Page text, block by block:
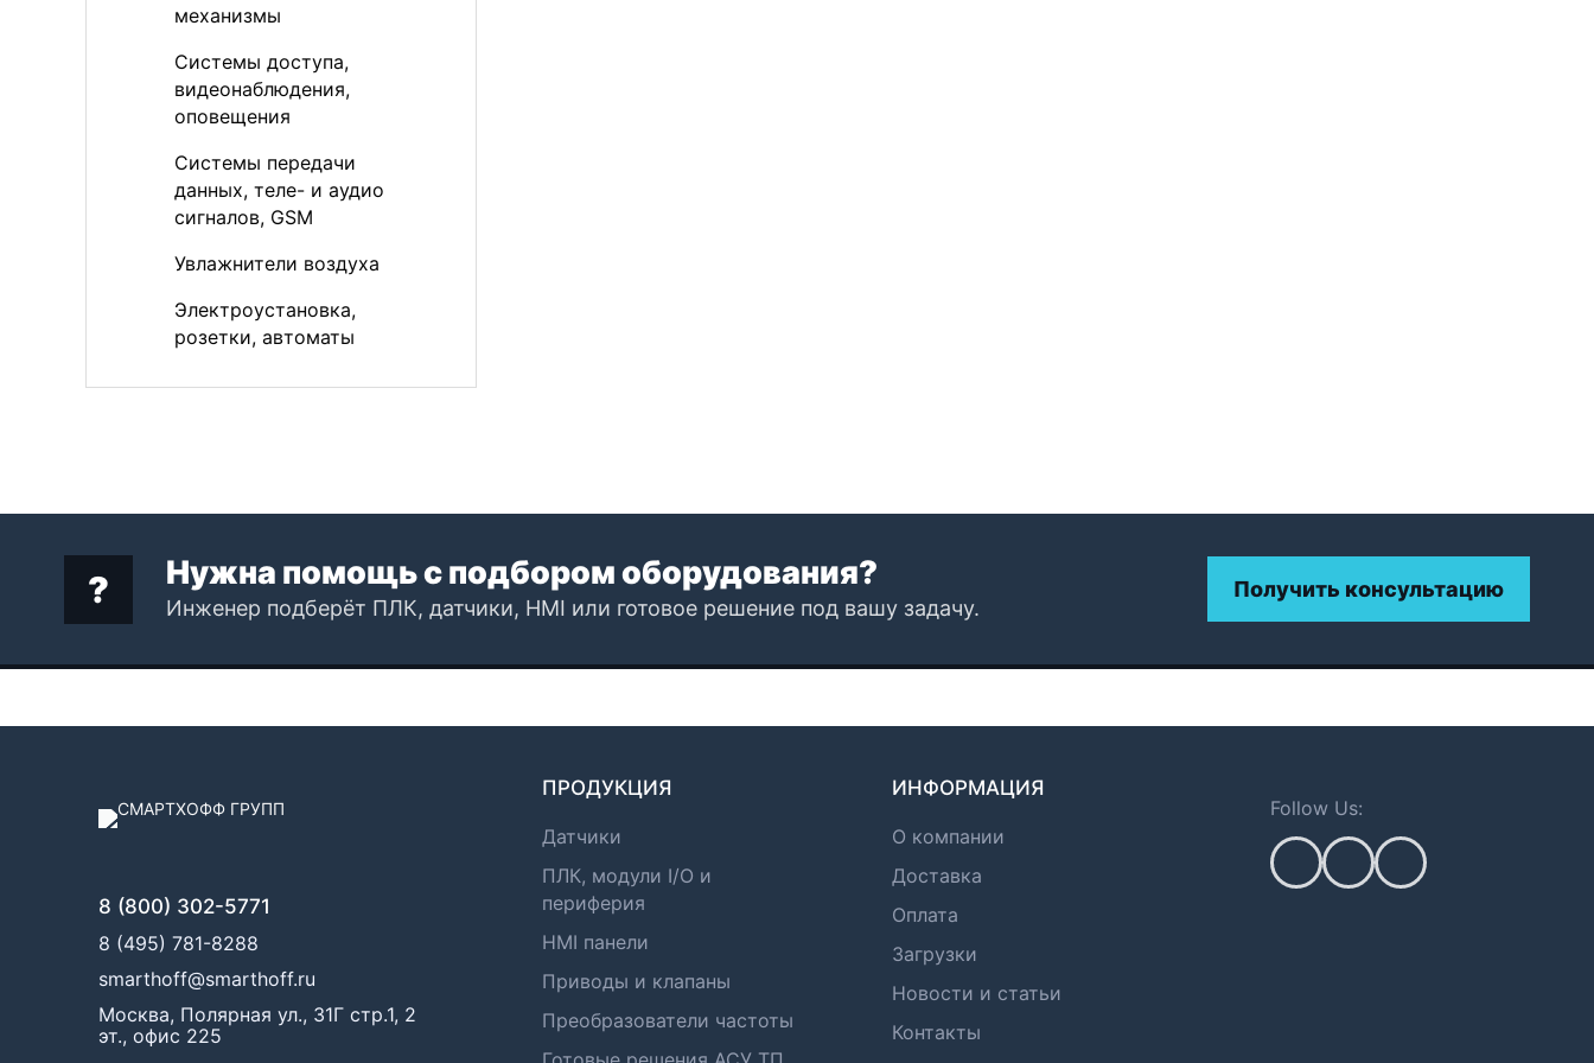
механизмы
Системы доступа,
видеонаблюдения,
оповещения
Системы передачи
данных, теле- и аудио
сигналов, GSM
Увлажнители воздуха
Электроустановка,
розетки, автоматы
Нужна помощь с подбором оборудования?
Инженер подберёт ПЛК, датчики, HMI или готовое решение под вашу задачу.
Получить консультацию
8 (800) 302-5771
8 (495) 781-8288
smarthoff@smarthoff.ru
Москва, Полярная ул., 31Г стр.1, 2
эт., офис 225
ПРОДУКЦИЯ
Датчики
ПЛК, модули I/O и
периферия
HMI панели
Приводы и клапаны
Преобразователи частоты
ИНФОРМАЦИЯ
О компании
Доставка
Оплата
Загрузки
Новости и статьи
Контакты
Follow Us: